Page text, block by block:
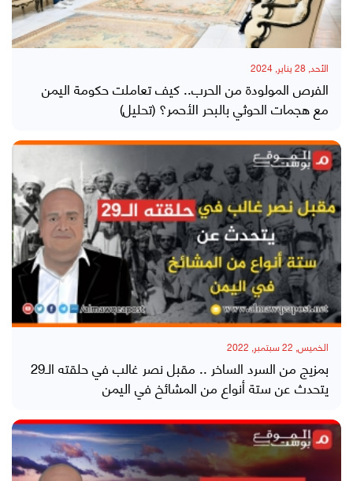
الأحد, 28 يناير, 2024
الفرص المولودة من الحرب.. كيف تعاملت حكومة اليمن
مع هجمات الحوثي بالبحر الأحمر؟ (تحليل)
الخميس, 22 سبتمبر, 2022
بمزيج من السرد الساخر .. مقبل نصر غالب في حلقته الـ29
يتحدث عن ستة أنواع من المشائخ في اليمن